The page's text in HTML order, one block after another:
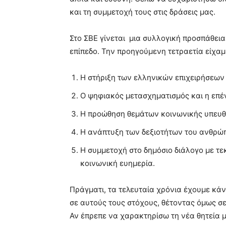
και τη συμμετοχή τους στις δράσεις μας.
Στο ΣΒΕ γίνεται μια συλλογική
επίπεδο. Την προηγούμενη τετραετία
Η στήριξη των ελληνικών
Ο ψηφιακός μετασχηματισμός και η
Η προώθηση θεμάτων κοινωνικής
Η ανάπτυξη των δεξιοτήτων του
Η συμμετοχή στο δημόσιο διάλογο με
κοινωνική ευημερία.
Πράγματι, τα τελευταία χρόνια έχουμε
σε αυτούς τους στόχους, θέτοντας όμως
Αν έπρεπε να χαρακτηρίσω τη νέα θητεία